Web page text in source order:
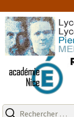
au
contenu
pour